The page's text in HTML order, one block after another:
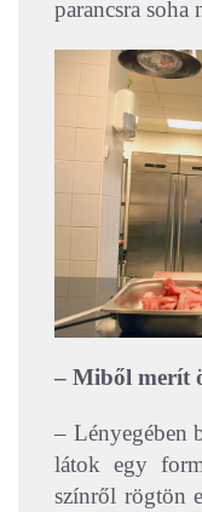
parancsra soha
– Miből merít
– Lényegében
látok egy
színről rögtön